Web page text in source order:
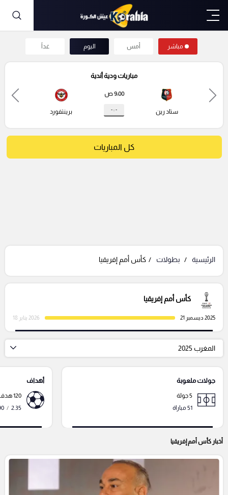
مباشر أمس اليوم غداً
مباريات ودية أندية
ستاد رين
9:00 ص
- : - برينتفورد
كل المباريات
الرئيسية بطولات كأس أمم إفريقيا
كأس أمم إفريقيا
المغرب 2025
2025 ديسمبر 21 2026 يناير 18
جولات ملعوبة
5 جولة
51 مباراة
أهداف
120 هدف
2.35
/
90
أخبار كأس أمم إفريقيا